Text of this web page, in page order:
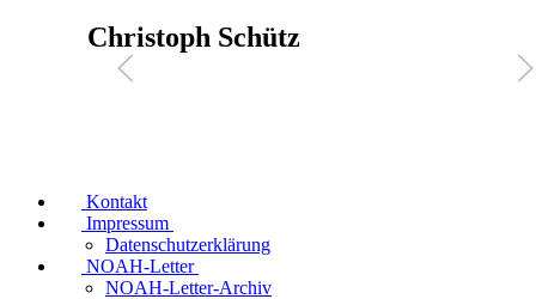
Inka Eßer
Kontakt
Impressum
Datenschutzerklärung
NOAH-Letter
NOAH-Letter-Archiv